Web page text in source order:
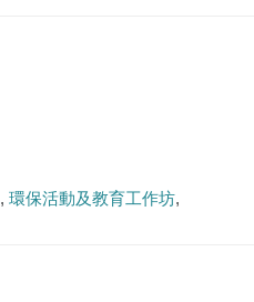
環保活動及教育工作坊